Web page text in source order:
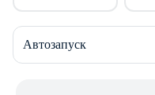
Автозапуск